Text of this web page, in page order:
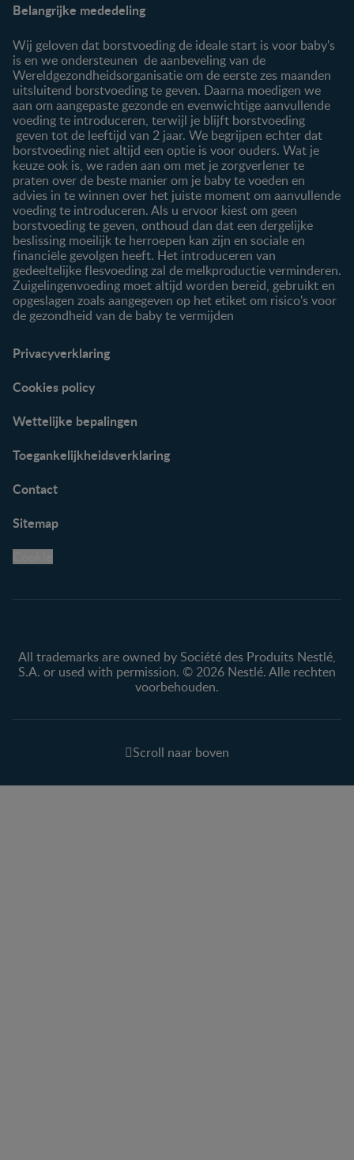
Veelgestelde vragen
Over ons
Contact
Inloggen / inschrijven
Producten
Onze producten
Belangrijke mededeling
Wij geloven dat borstvoeding de ideale start is voor baby's
is en we ondersteunen de aanbeveling van de
Wereldgezondheidsorganisatie om de eerste zes maanden
uitsluitend borstvoeding te geven. Daarna moedigen we
aan om aangepaste gezonde en evenwichtige aanvullende
voeding te introduceren, terwijl je blijft borstvoeding
geven tot de leeftijd van 2 jaar. We begrijpen echter dat
borstvoeding niet altijd een optie is voor ouders. Wat je
keuze ook is, we raden aan om met je zorgverlener te
praten over de beste manier om je baby te voeden en
advies in te winnen over het juiste moment om aanvullende
voeding te introduceren. Als u ervoor kiest om geen
borstvoeding te geven, onthoud dan dat een dergelijke
beslissing moeilijk te herroepen kan zijn en sociale en
financiële gevolgen heeft. Het introduceren van
gedeeltelijke flesvoeding zal de melkproductie verminderen.
Zuigelingenvoeding moet altijd worden bereid, gebruikt en
opgeslagen zoals aangegeven op het etiket om risico's voor
de gezondheid van de baby te vermijden
Privacyverklaring
Cookies policy
Wettelijke bepalingen
Toegankelijkheidsverklaring
Contact
Sitemap
All trademarks are owned by Société des Produits Nestlé,
S.A. or used with permission. © 2026 Nestlé. Alle rechten
voorbehouden.
Scroll naar boven